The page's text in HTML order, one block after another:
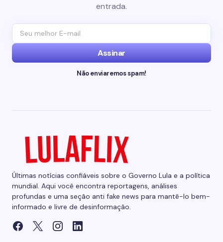
entrada.
Assinar
Não enviaremos spam!
Últimas notícias confiáveis sobre o Governo Lula e a política
mundial. Aqui você encontra reportagens, análises
profundas e uma seção anti fake news para mantê-lo bem-
informado e livre de desinformação.